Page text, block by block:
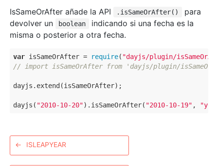
IsSameOrAfter añade la API .isSameOrAfter()
para
devolver un
boolean
indicando si una fecha es la
misma o posterior a otra fecha.
var isSameOrAfter = require( "dayjs/plugin/
// import isSameOrAfter from 'dayjs/plugin/
dayjs.extend(isSameOrAfter);
dayjs( "2010-10-20").isSameOrAfter( "2010-10-19" ,
← ISLEAPYEAR